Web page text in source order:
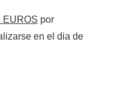
EUROS por
en el dia de